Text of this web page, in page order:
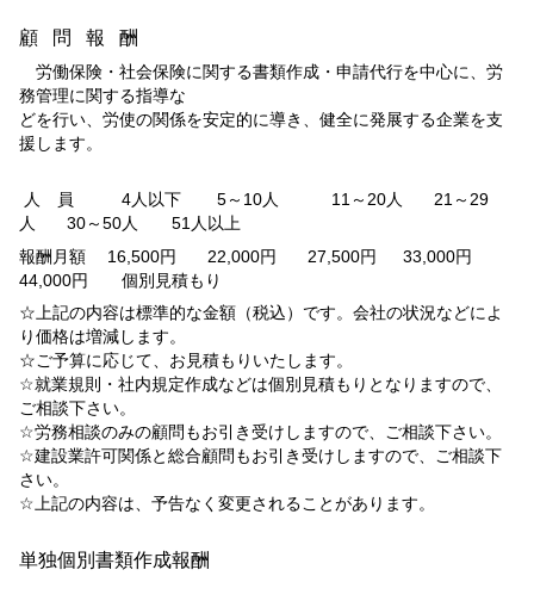
顧 問 報 酬
労働保険・社会保険に関する書類作成・申請代行を中心に、労
務管理に関する指導な
どを行い、労使の関係を安定的に導き、健全に発展する企業を支
援します。
人 員 4人以下 5～10人 11～20人 21～29
人 30～50人 51人以上
報酬月額 16,500円 22,000円 27,500円 33,000円
44,000円 個別見積もり
☆上記の内容は標準的な金額（税込）です。会社の状況などによ
り価格は増減します。
☆ご予算に応じて、お見積もりいたします。
☆就業規則・社内規定作成などは個別見積もりとなりますので、
ご相談下さい。
☆労務相談のみの顧問もお引き受けしますので、ご相談下さい。
☆建設業許可関係と総合顧問もお引き受けしますので、ご相談下
さい。
☆上記の内容は、予告なく変更されることがあります。
単独個別書類作成報酬